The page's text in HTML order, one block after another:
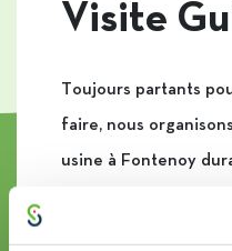
Visite
Toujours partants
faire, nous
usine à Fontenoy